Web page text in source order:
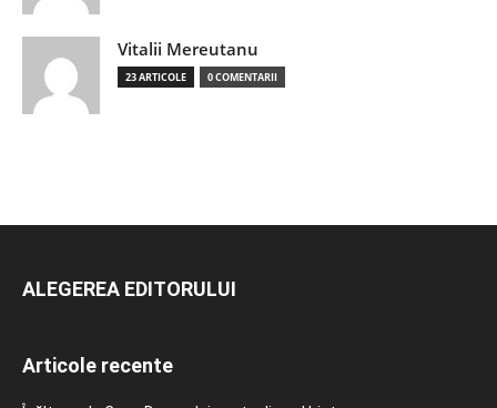
Vitalii Mereutanu
23 ARTICOLE 0 COMENTARII
ALEGEREA EDITORULUI
Articole recente